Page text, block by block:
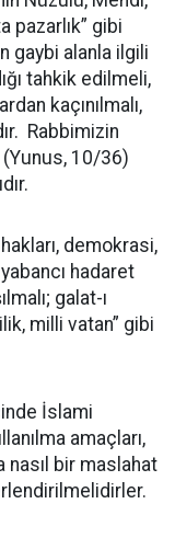
pazarlık” gibi
gaybi alanla ilgili
tahkik edilmeli,
kaçınılmalı,
Rabbimizin
10/36)
demokrasi,
hadaret
galat-ı
milli vatan” gibi
İslami
amaçları,
nasıl bir maslahat